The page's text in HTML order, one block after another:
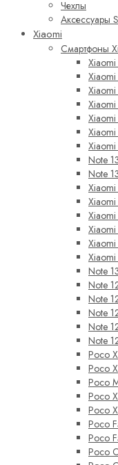
Чехлы
Аксессуары
Xiaomi
Смартфоны
Xiaomi
Xiaomi
Note
Note
Xiaomi
Xiaomi
Note
Note
Note
Note
Note
Note
Poco
Poco
Poco
Poco
Poco
Poco
Poco
Poco